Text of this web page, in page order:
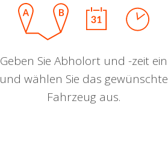
Geben Sie Abholort und -zeit ein
und wählen Sie das gewünschte
Fahrzeug aus.